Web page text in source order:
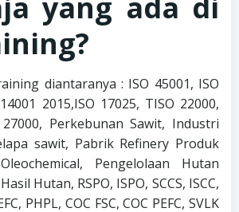
yang ada di
diantaranya : ISO 45001, ISO
2015,ISO 17025, TISO 22000,
Perkebunan Sawit, Industri
sawit, Pabrik Refinery Produk
Pengelolaan Hutan
Hutan, RSPO, ISPO, SCCS, ISCC,
PHPL, COC FSC, COC PEFC, SVLK